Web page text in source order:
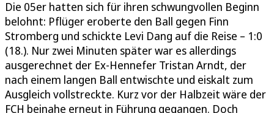
Die 05er hatten sich für ihren schwungvollen Beginn
belohnt: Pflüger eroberte den Ball gegen Finn
Stromberg und schickte Levi Dang auf die Reise – 1:0
(18.). Nur zwei Minuten später war es allerdings
ausgerechnet der Ex-Hennefer Tristan Arndt, der
nach einem langen Ball entwischte und eiskalt zum
Ausgleich vollstreckte. Kurz vor der Halbzeit wäre der
FCH beinahe erneut in Führung gegangen. Doch